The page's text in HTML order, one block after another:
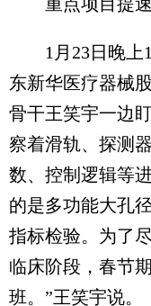
1月23日晚上
东新华医疗器械
骨干王笑宇一边
察着滑轨、探测
数、控制逻辑等
的是多功能大孔
指标检验。为了
临床阶段，春节
班。”王笑宇说。